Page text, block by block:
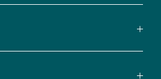
parte
Redoute.